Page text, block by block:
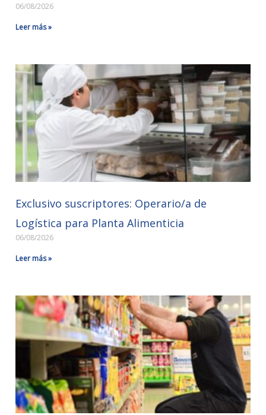
06/08/2026
Leer más »
Exclusivo suscriptores: Operario/a de
Logística para Planta Alimenticia
06/08/2026
Leer más »